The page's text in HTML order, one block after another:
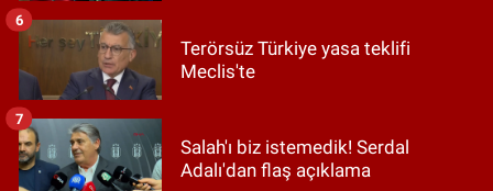
Terörsüz Türkiye yasa teklifi
Meclis'te
6
Salah'ı biz istemedik! Serdal
Adalı'dan flaş açıklama
7